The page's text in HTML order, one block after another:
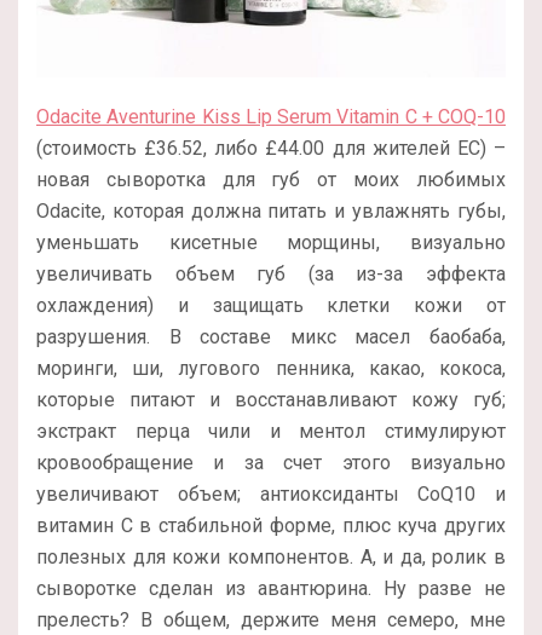
Odacite Aventurine Kiss Lip Serum Vitamin C + COQ-10
(стоимость £36.52, либо £44.00 для жителей ЕС) –
новая сыворотка для губ от моих любимых
Odacite, которая должна питать и увлажнять губы,
уменьшать кисетные морщины, визуально
увеличивать объем губ (за из-за эффекта
охлаждения) и защищать клетки кожи от
разрушения. В составе микс масел баобаба,
моринги, ши, лугового пенника, какао, кокоса,
которые питают и восстанавливают кожу губ;
экстракт перца чили и ментол стимулируют
кровообращение и за счет этого визуально
увеличивают объем; антиоксиданты CoQ10 и
витамин С в стабильной форме, плюс куча других
полезных для кожи компонентов. А, и да, ролик в
сыворотке сделан из авантюрина. Ну разве не
прелесть? В общем, держите меня семеро, мне